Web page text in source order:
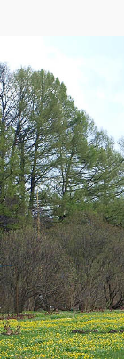
картах
(767)